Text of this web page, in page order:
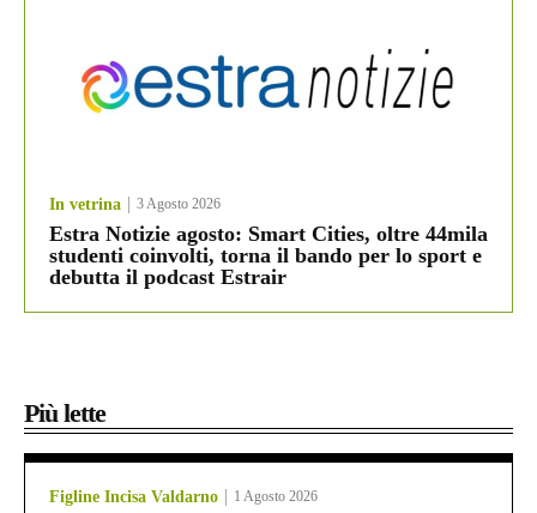
In vetrina 3 Agosto 2026
Estra Notizie agosto: Smart Cities, oltre 44mila
studenti coinvolti, torna il bando per lo sport e
debutta il podcast Estrair
Più lette
Figline Incisa Valdarno 1 Agosto 2026